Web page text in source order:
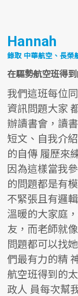
Hannah
錄取 中華航空、長榮
在驅勢航空班得
我們這班每位
資訊問題大家
辦讀書會，讀
短文、自我介
的自傳 履歷來
因為這樣當我
的問題都是有
不緊張且有邏
溫暖的大家庭
友，而老師就
問題都可以找
們最有力的精
航空班得到的
政人 員每次幫